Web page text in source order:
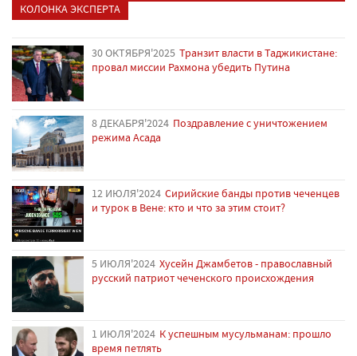
КОЛОНКА ЭКСПЕРТА
30 ОКТЯБРЯ'2025 Транзит власти в Таджикистане:
провал миссии Рахмона убедить Путина
8 ДЕКАБРЯ'2024 Поздравление с уничтожением
режима Асада
12 ИЮЛЯ'2024 Сирийские банды против чеченцев
и турок в Вене: кто и что за этим стоит?
5 ИЮЛЯ'2024 Хусейн Джамбетов - православный
русский патриот чеченского происхождения
1 ИЮЛЯ'2024 К успешным мусульманам: прошло
время петлять